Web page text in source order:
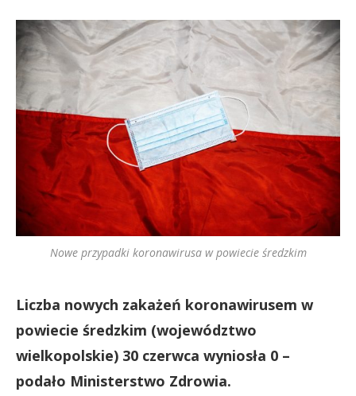
Nowe przypadki koronawirusa w powiecie średzkim
Liczba nowych zakażeń koronawirusem w
powiecie średzkim (województwo
wielkopolskie) 30 czerwca wyniosła 0 –
podało Ministerstwo Zdrowia.